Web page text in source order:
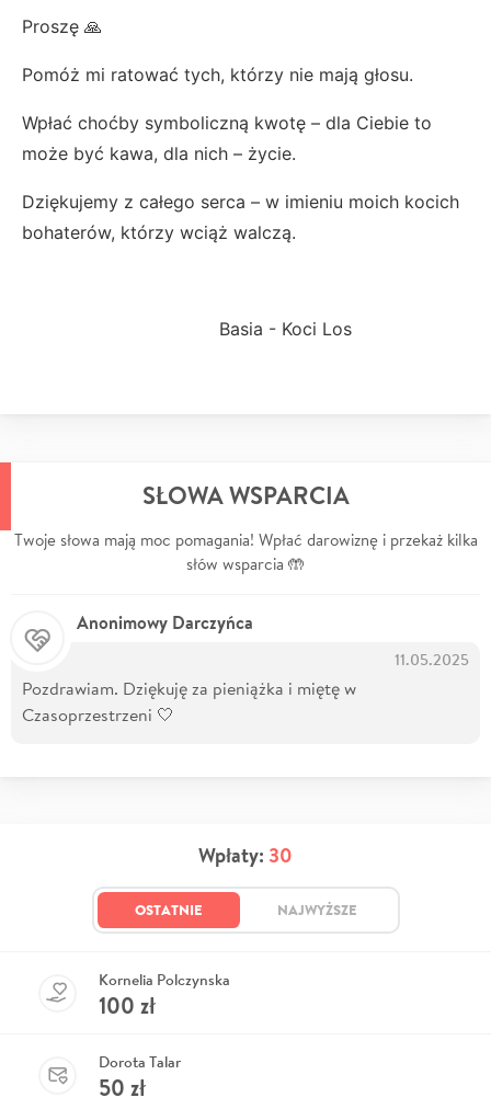
Proszę 🙏
Pomóż mi ratować tych, którzy nie mają głosu.
Wpłać choćby symboliczną kwotę – dla Ciebie to
może być kawa, dla nich – życie.
Dziękujemy z całego serca – w imieniu moich kocich
bohaterów, którzy wciąż walczą.
Basia - Koci Los
SŁOWA WSPARCIA
Twoje słowa mają moc pomagania! Wpłać darowiznę i przekaż kilka
słów wsparcia 🤲
Anonimowy Darczyńca
11.05.2025
Pozdrawiam. Dziękuję za pieniążka i miętę w
Czasoprzestrzeni 🤍
Wpłaty: 30
OSTATNIE NAJWYŻSZE
Kornelia Polczynska
100 zł
Dorota Talar
50 zł